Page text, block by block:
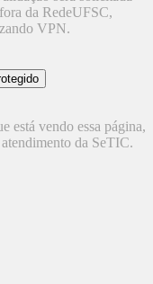
da RedeUFSC,
VPN.
está vendo essa página,
da SeTIC.